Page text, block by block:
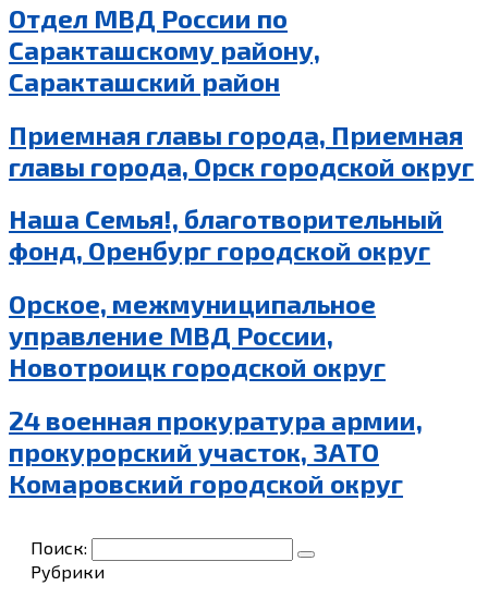
Отдел МВД России по
Саракташскому району,
Саракташский район
Приемная главы города, Приемная
главы города, Орск городской округ
Наша Семья!, благотворительный
фонд, Оренбург городской округ
Орское, межмуниципальное
управление МВД России,
Новотроицк городской округ
24 военная прокуратура армии,
прокурорский участок, ЗАТО
Комаровский городской округ
Поиск:
Рубрики